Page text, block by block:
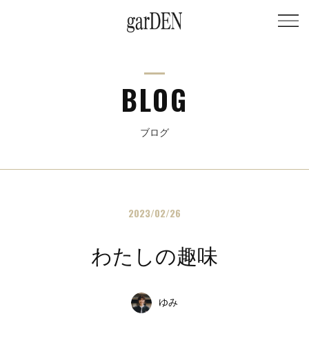
BLOG
ブログ
2023/02/26
わたしの趣味
ゆみ